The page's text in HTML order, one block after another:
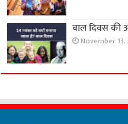
बाल दिवस की
November 13,